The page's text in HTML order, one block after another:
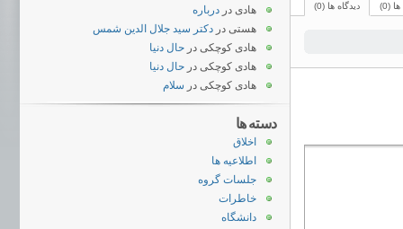
دیدگاه ها (0) (0) هادی در درباره
هستی در دکتر سید جلال الدین شمس
هادی کوچکی در حال دنیا
هادی کوچکی در حال دنیا
هادی کوچکی در سلام
دسته ها
اخلاق
اطلاعیه ها
جلسات گروه
خاطرات
دانشگاه